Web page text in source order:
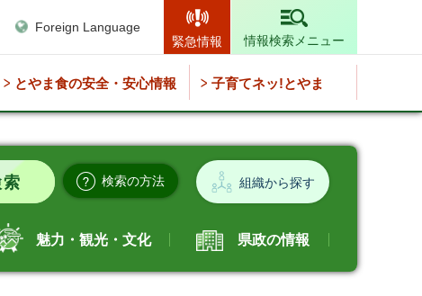
Foreign Language
緊急情報
情報検索メニュー
とやま食の安全・安心情報 子育てネッ!とやま
検索の方法 組織から探す
魅力・観光・文化 県政の情報